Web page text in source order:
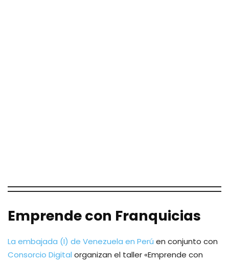
Emprende con Franquicias
La embajada (I) de Venezuela en Perú en conjunto con
Consorcio Digital organizan el taller «Emprende con